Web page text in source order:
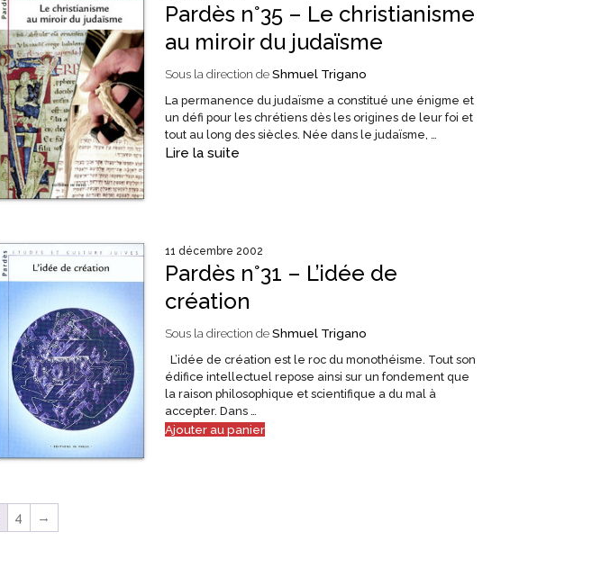
Pardès n°35 – Le christianisme
au miroir du judaïsme
Sous la direction deShmuel Trigano
La permanence du judaïsme a constitué une énigme et
un défi pour les chrétiens dès les origines de leur foi et
tout au long des siècles. Née dans le judaïsme, …
Lire la suite
11 décembre 2002
Pardès n°31 – L’idée de
création
Sous la direction deShmuel Trigano
L’idée de création est le roc du monothéisme. Tout son
édifice intellectuel repose ainsi sur un fondement que
la raison philosophique et scientifique a du mal à
accepter. Dans …
Ajouter au panier
4 →